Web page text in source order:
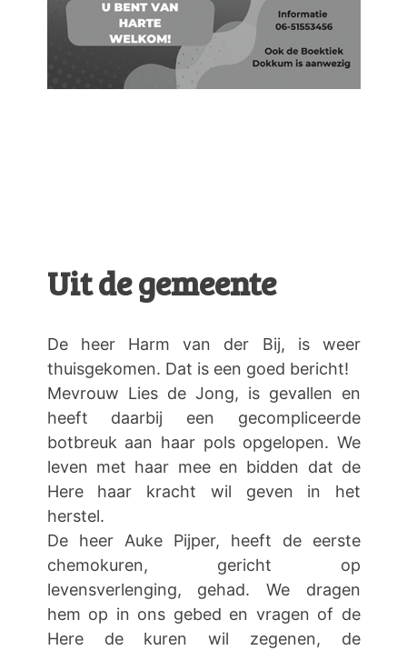
Uit de gemeente
De heer Harm van der Bij, is weer
thuisgekomen. Dat is een goed bericht!
Mevrouw Lies de Jong, is gevallen en
heeft daarbij een gecompliceerde
botbreuk aan haar pols opgelopen. We
leven met haar mee en bidden dat de
Here haar kracht wil geven in het
herstel.
De heer Auke Pijper, heeft de eerste
chemokuren, gericht op
levensverlenging, gehad. We dragen
hem op in ons gebed en vragen of de
Here de kuren wil zegenen, de